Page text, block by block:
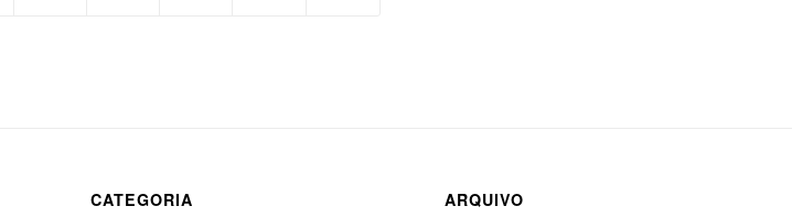
CATEGORIA ARQUIVO